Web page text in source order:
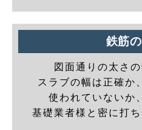
鉄筋
図面通りの太さ
スラブの幅は正確か
使われていないか
基礎業者様と密に打